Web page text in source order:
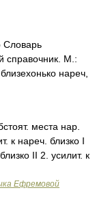
Словарь
справочник. М.:
нареч,
места нар.
к нареч. близко I
II 2. усилит. к
Ефремовой